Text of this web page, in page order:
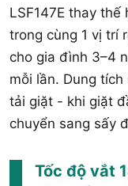
LSF147E thay
trong cùng 1 vị trí
cho gia đình 3–4
mỗi lần. Dung
tải giặt - khi giặt
chuyển sang sấy
Tốc độ vắt